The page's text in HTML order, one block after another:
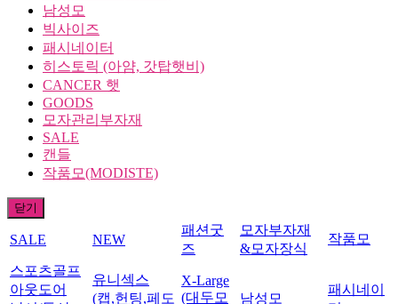
남성모
빅사이즈
패시네이터
히스토릭 (아얌, 갓탑햇비)
CANCER 햇
GOODS
모자관리부자재
SALE
캔들
작품모(MODISTE)
닫기
SALE NEW
패션굿
즈
모자부자재
&모자장식
작품모
스포츠골프
아웃도어
유니섹스
(캡,헌팅,페도
X-Large
(대두모
남성모
패시네이